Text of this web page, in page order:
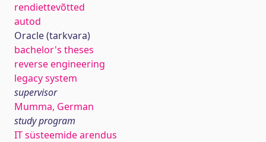
rendiettevõtted
autod
Oracle (tarkvara)
bachelor's theses
reverse engineering
legacy system
supervisor
Mumma, German
study program
IT süsteemide arendus